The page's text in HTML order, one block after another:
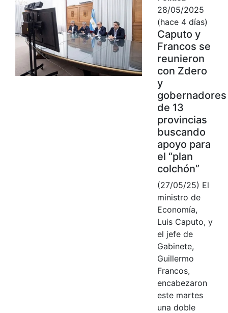
28/05/2025
(hace 4 días)
Caputo y
Francos se
reunieron
con Zdero
y
gobernadores
de 13
provincias
buscando
apoyo para
el “plan
colchón”
(27/05/25) El
ministro de
Economía,
Luis Caputo, y
el jefe de
Gabinete,
Guillermo
Francos,
encabezaron
este martes
una doble